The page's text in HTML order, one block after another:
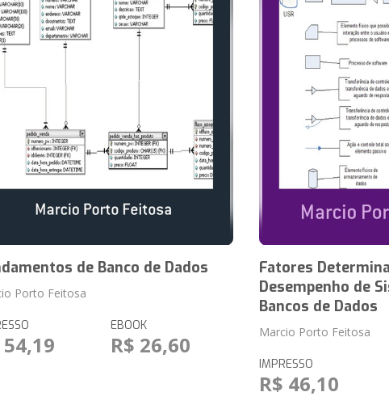
de Banco de Dados
Porto Feitosa
54,19
EBOOK
R$ 26,60
Fatores
Desempenho de
Bancos de Dados
Marcio Porto Feitosa
IMPRESSO
R$ 46,10